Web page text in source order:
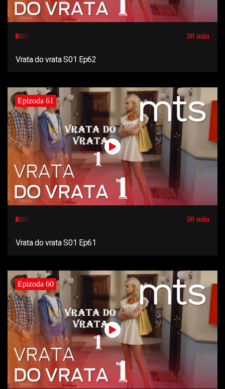
30 min
Vrata do vrata S01 Ep62
Epizoda 61
30 min
Vrata do vrata S01 Ep61
Epizoda 60